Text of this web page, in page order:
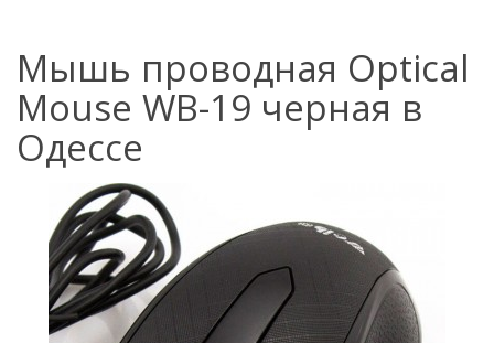
Мышь проводная Optical
Mouse WB-19 черная в
Одессе